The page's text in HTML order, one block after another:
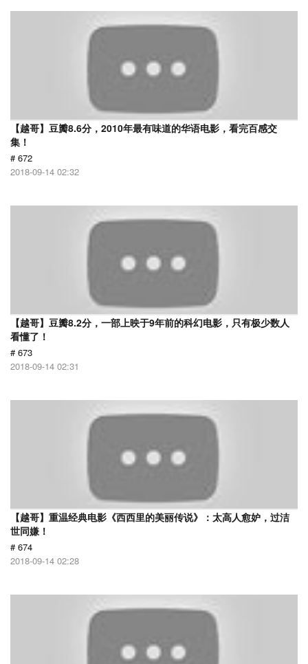
【越哥】豆瓣8.6分，2010年最有味道的华语电影，看完百感交
集！
# 672
2018-09-14 02:32
【越哥】豆瓣8.2分，一部上映于9年前的科幻电影，只有极少数人
看懂了！
# 673
2018-09-14 02:31
【越哥】重温经典电影《西西里的美丽传说》：太高人愈妒，过洁
世同嫌！
# 674
2018-09-14 02:28